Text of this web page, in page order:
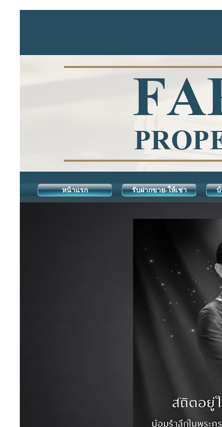
หน้าแรก รับฝากขาย-ให้เช่า บ้